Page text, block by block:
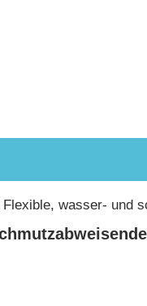
wasser- und